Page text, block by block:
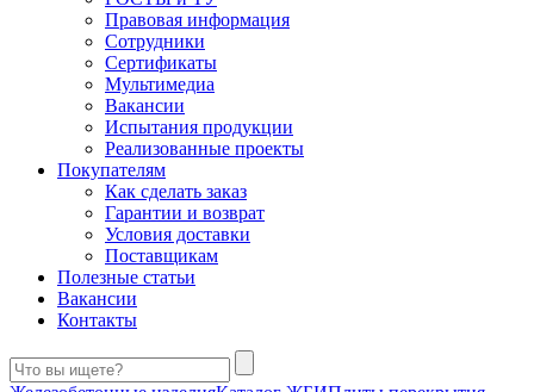
Правовая информация
Сотрудники
Сертификаты
Мультимедиа
Вакансии
Испытания продукции
Реализованные проекты
Покупателям
Как сделать заказ
Гарантии и возврат
Условия доставки
Поставщикам
Полезные статьи
Вакансии
Контакты